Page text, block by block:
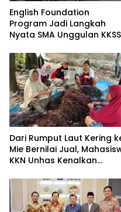
English Foundation
Program Jadi Langkah
Nyata SMA Unggulan KKSS
Berdaya Saing Global
Dari Rumput Laut Kering
Mie Bernilai Jual,
KKN Unhas Kenalkan
kepada Petani Desa
Baruga